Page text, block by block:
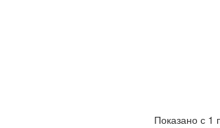
Показано с 1